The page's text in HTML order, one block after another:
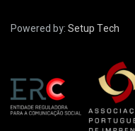
Powered by:Setup Tech